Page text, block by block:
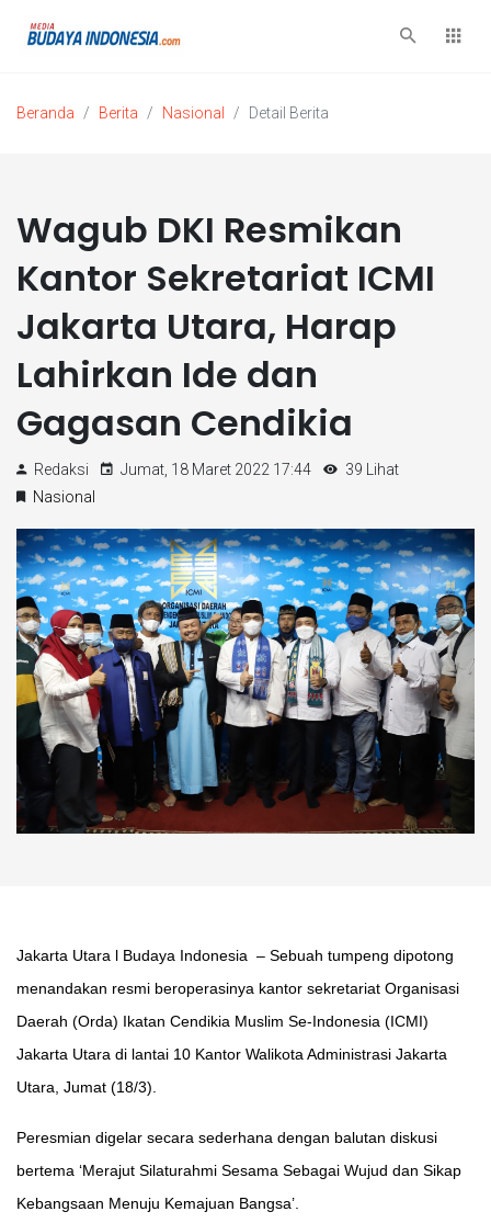
Beranda Berita Nasional Detail Berita
Wagub DKI Resmikan
Kantor Sekretariat ICMI
Jakarta Utara, Harap
Lahirkan Ide dan
Gagasan Cendikia
Redaksi Jumat, 18 Maret 2022 17:44
39 Lihat
Nasional
Jakarta Utara l Budaya Indonesia – Sebuah tumpeng dipotong
menandakan resmi beroperasinya kantor sekretariat Organisasi
Daerah (Orda) Ikatan Cendikia Muslim Se-Indonesia (ICMI)
Jakarta Utara di lantai 10 Kantor Walikota Administrasi Jakarta
Utara, Jumat (18/3).
Peresmian digelar secara sederhana dengan balutan diskusi
bertema ‘Merajut Silaturahmi Sesama Sebagai Wujud dan Sikap
Kebangsaan Menuju Kemajuan Bangsa’.